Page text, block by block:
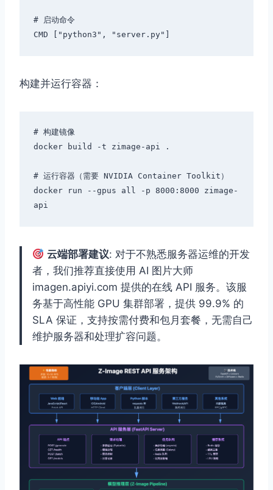
# 启动命令
构建并运行容器：
# 构建镜像
docker build -t zimage-api .
# 运行容器（需要 NVIDIA Container Toolkit）
docker run --gpus all -p 8000:8000 zimage-
云端部署建议: 对于不熟悉服务器运维的开发
者，我们推荐直接使用 AI 图片大师
imagen.apiyi.com 提供的在线 API 服务。该服
务基于高性能 GPU 集群部署，提供 99.9% 的
SLA 保证，支持按需付费和包月套餐，无需自己
维护服务器和处理扩容问题。